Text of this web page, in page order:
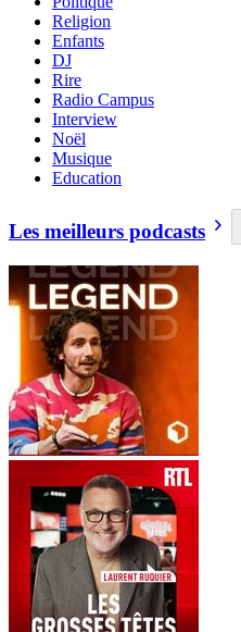
Religion
Enfants
DJ
Rire
Radio Campus
Interview
Noël
Musique
Education
Les meilleurs podcasts